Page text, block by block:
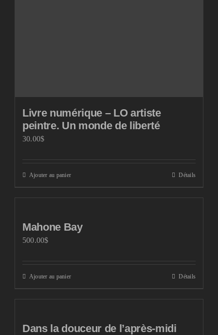
Livre numérique – LO artiste
peintre. Un monde de liberté
30.00$
Ajouter au panier Détails
Mahone Bay
500.00$
Ajouter au panier Détails
Dans la douceur de l’après-midi